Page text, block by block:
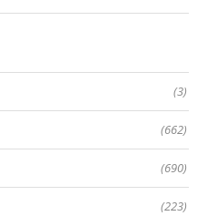
(3)
(662)
(690)
(223)